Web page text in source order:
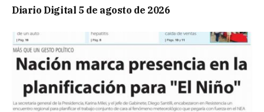
Diario Digital 5 de agosto de 2026